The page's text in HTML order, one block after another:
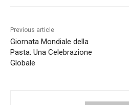
Previous article
Giornata Mondiale della
Pasta: Una Celebrazione
Globale